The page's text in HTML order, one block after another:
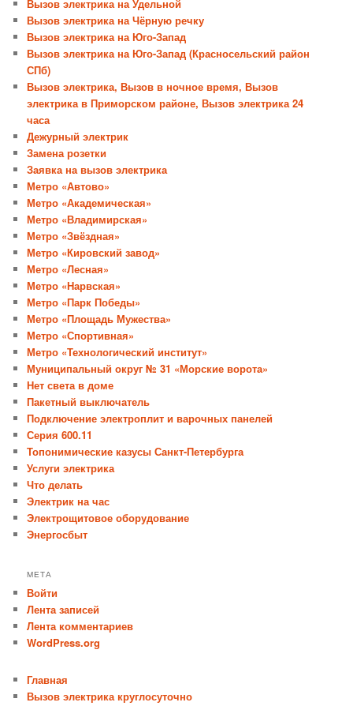
Вызов электрика на Удельной
Вызов электрика на Чёрную речку
Вызов электрика на Юго-Запад
Вызов электрика на Юго-Запад (Красносельский район
СПб)
Вызов электрика, Вызов в ночное время, Вызов
электрика в Приморском районе, Вызов электрика 24
часа
Дежурный электрик
Замена розетки
Заявка на вызов электрика
Метро «Автово»
Метро «Академическая»
Метро «Владимирская»
Метро «Звёздная»
Метро «Кировский завод»
Метро «Лесная»
Метро «Нарвская»
Метро «Парк Победы»
Метро «Площадь Мужества»
Метро «Спортивная»
Метро «Технологический институт»
Муниципальный округ № 31 «Морские ворота»
Нет света в доме
Пакетный выключатель
Подключение электроплит и варочных панелей
Серия 600.11
Топонимические казусы Санкт-Петербурга
Услуги электрика
Что делать
Электрик на час
Электрощитовое оборудование
Энергосбыт
МЕТА
Войти
Лента записей
Лента комментариев
WordPress.org
Главная
Вызов электрика круглосуточно